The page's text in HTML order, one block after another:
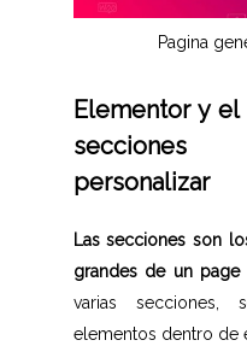
Pagina
Elementor y
secciones
personalizar
Las secciones son
grandes de un page
varias secciones,
elementos dentro de